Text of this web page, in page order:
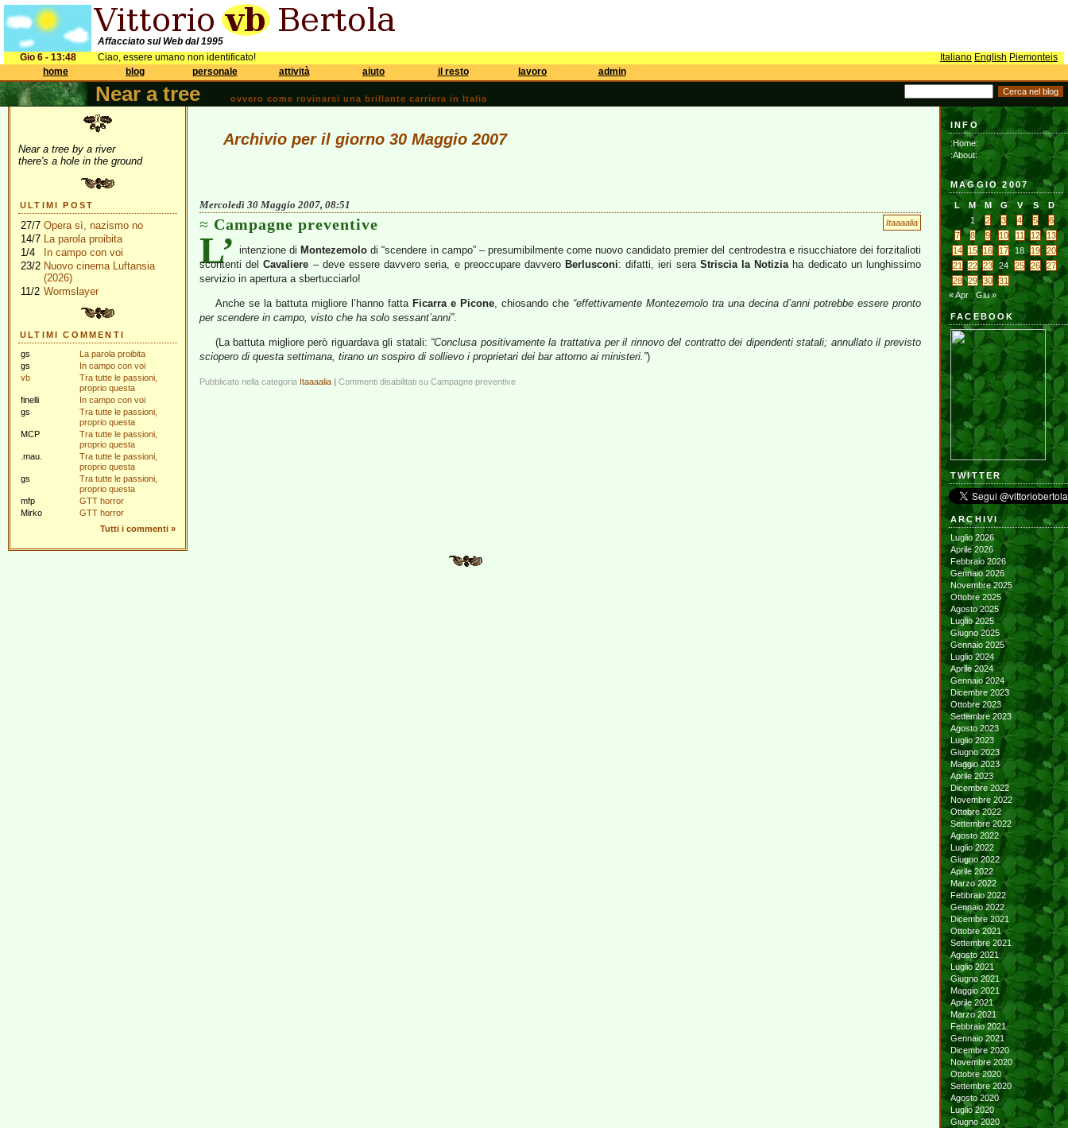
Affacciato sul Web dal 1995
Gio 6 - 13:48
Ciao, essere umano non identificato! Italiano English Piemonteis
home
blog personale attività aiuto il resto lavoro admin
Near a tree ovvero come rovinarsi una brillante carriera in Italia
Near a tree by a river
there's a hole in the ground
ULTIMI POST
27/7 Opera sì, nazismo no
14/7 La parola proibita
1/4
In campo con voi
23/2 Nuovo cinema Luftansia
(2026)
11/2 Wormslayer
ULTIMI COMMENTI
gs
La parola proibita
gs
In campo con voi
vb
Tra tutte le passioni,
proprio questa
finelli
In campo con voi
gs
Tra tutte le passioni,
proprio questa
MCP
Tra tutte le passioni,
proprio questa
.mau.
Tra tutte le passioni,
proprio questa
gs
Tra tutte le passioni,
proprio questa
mfp
GTT horror
Mirko
GTT horror
Tutti i commenti »
Archivio per il giorno 30 Maggio 2007
Mercoledì 30 Maggio 2007, 08:51
Itaaaalia
Campagne preventive
L’ intenzione di Montezemolo di “scendere in campo” – presumibilmente come nuovo candidato premier del centrodestra e risucchiatore dei forzitalioti
scontenti delCavaliere – deve essere davvero seria, e preoccupare davvero Berlusconi: difatti, ieri sera Striscia la Notiziaha dedicato un lunghissimo
servizio in apertura a sbertucciarlo!
Anche se la battuta migliore l’hanno fatta Ficarra e Picone, chiosando che “effettivamente Montezemolo tra una decina d’anni potrebbe essere pronto
per scendere in campo, visto che ha solo sessant’anni”.
(La battuta migliore però riguardava gli statali: “Conclusa positivamente la trattativa per il rinnovo del contratto dei dipendenti statali; annullato il previsto
sciopero di questa settimana, tirano un sospiro di sollievo i proprietari dei bar attorno ai ministeri.”)
Pubblicato nella categoria Itaaaalia | Commenti disabilitati su Campagne preventive
INFO
:Home:
:About:
MAGGIO 2007
L M M G V S
D
1
2 3 4 5
6
7
8 9 10 11 12
13
14
15 16 17 18 19
20
21
22 23 24 25 26
27
28
29 30
31
« Apr
Giu »
FACEBOOK
TWITTER
ARCHIVI
Luglio 2026
Aprile 2026
Febbraio 2026
Gennaio 2026
Novembre 2025
Ottobre 2025
Agosto 2025
Luglio 2025
Giugno 2025
Gennaio 2025
Luglio 2024
Aprile 2024
Gennaio 2024
Dicembre 2023
Ottobre 2023
Settembre 2023
Agosto 2023
Luglio 2023
Giugno 2023
Maggio 2023
Aprile 2023
Dicembre 2022
Novembre 2022
Ottobre 2022
Settembre 2022
Agosto 2022
Luglio 2022
Giugno 2022
Aprile 2022
Marzo 2022
Febbraio 2022
Gennaio 2022
Dicembre 2021
Ottobre 2021
Settembre 2021
Agosto 2021
Luglio 2021
Giugno 2021
Maggio 2021
Aprile 2021
Marzo 2021
Febbraio 2021
Gennaio 2021
Dicembre 2020
Novembre 2020
Ottobre 2020
Settembre 2020
Agosto 2020
Luglio 2020
Giugno 2020